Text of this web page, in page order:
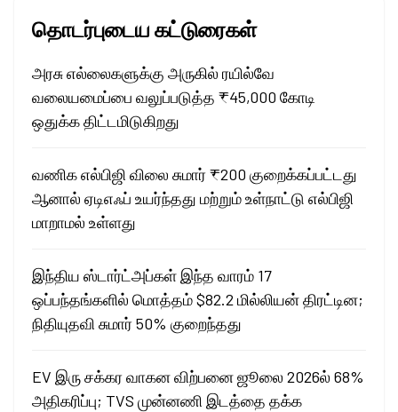
தொடர்புடைய கட்டுரைகள்
அரசு எல்லைகளுக்கு அருகில் ரயில்வே
வலையமைப்பை வலுப்படுத்த ₹45,000 கோடி
ஒதுக்க திட்டமிடுகிறது
வணிக எல்பிஜி விலை சுமார் ₹200 குறைக்கப்பட்டது
ஆனால் ஏடிஎஃப் உயர்ந்தது மற்றும் உள்நாட்டு எல்பிஜி
மாறாமல் உள்ளது
இந்திய ஸ்டார்ட்அப்கள் இந்த வாரம் 17
ஒப்பந்தங்களில் மொத்தம் $82.2 மில்லியன் திரட்டின;
நிதியுதவி சுமார் 50% குறைந்தது
EV இரு சக்கர வாகன விற்பனை ஜூலை 2026ல் 68%
அதிகரிப்பு; TVS முன்னணி இடத்தை தக்க